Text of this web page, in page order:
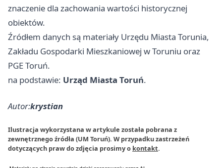
znaczenie dla zachowania wartości historycznej
obiektów.
Źródłem danych są materiały Urzędu Miasta Torunia,
Zakładu Gospodarki Mieszkaniowej w Toruniu oraz
PGE Toruń.
na podstawie: Urząd Miasta Toruń.
Autor:krystian
Ilustracja wykorzystana w artykule została pobrana z
zewnętrznego źródła (UM Toruń). W przypadku zastrzeżeń
dotyczących praw do zdjęcia prosimy o kontakt.